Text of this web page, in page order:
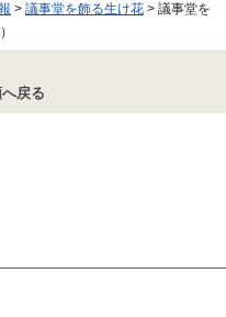
> 議事堂を飾る生け花 > 議事堂を
戻る